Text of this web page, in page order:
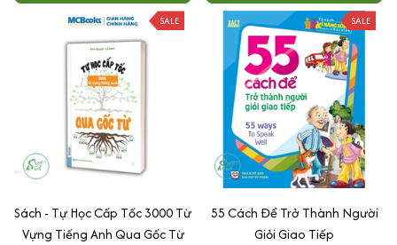
SALE
Sách - Tự Học Cấp Tốc 3000 Từ
Vựng Tiếng Anh Qua Gốc Từ
SALE
55 Cách Để Trở Thành Người
Giỏi Giao Tiếp